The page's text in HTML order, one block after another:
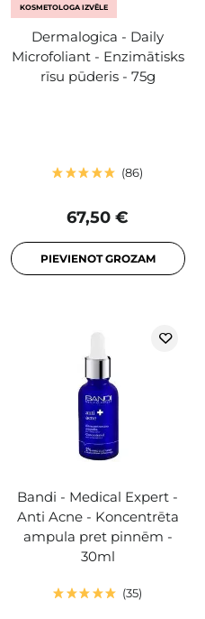
KOSMETOLOGA IZVĒLE
Dermalogica - Daily
Microfoliant - Enzimātisks
rīsu pūderis - 75g
86
67,50 €
PIEVIENOT GROZAM
Bandi - Medical Expert -
Anti Acne - Koncentrēta
ampula pret pinnēm -
30ml
35